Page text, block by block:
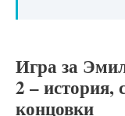
Игра за
2 – история,
концовки